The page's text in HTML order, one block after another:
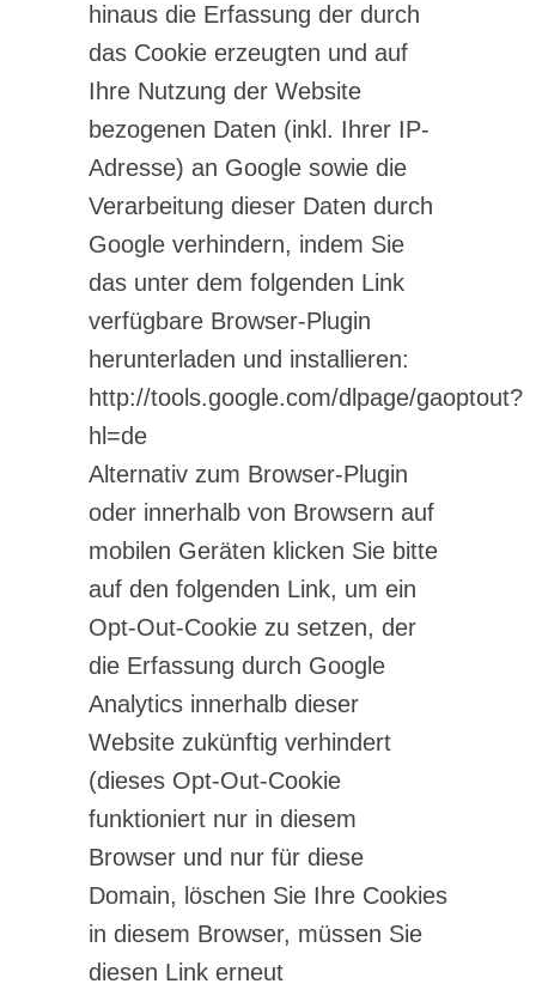
hinaus die Erfassung der durch
das Cookie erzeugten und auf
Ihre Nutzung der Website
bezogenen Daten (inkl. Ihrer IP-
Adresse) an Google sowie die
Verarbeitung dieser Daten durch
Google verhindern, indem Sie
das unter dem folgenden Link
verfügbare Browser-Plugin
herunterladen und installieren:
http://tools.google.com/dlpage/gaoptout?
hl=de
Alternativ zum Browser-Plugin
oder innerhalb von Browsern auf
mobilen Geräten klicken Sie bitte
auf den folgenden Link, um ein
Opt-Out-Cookie zu setzen, der
die Erfassung durch Google
Analytics innerhalb dieser
Website zukünftig verhindert
(dieses Opt-Out-Cookie
funktioniert nur in diesem
Browser und nur für diese
Domain, löschen Sie Ihre Cookies
in diesem Browser, müssen Sie
diesen Link erneut